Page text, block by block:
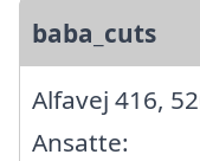
baba_cuts
Alfavej 416,
Ansatte: